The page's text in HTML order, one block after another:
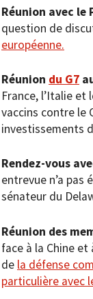
Réunion avec
question de
européenne.
Réunion du G7
France, l’Italie
vaccins contre le
investissements
Rendez-vous
entrevue n’a pas
sénateur du
Réunion des
face à la Chine
de la défense
particulière avec